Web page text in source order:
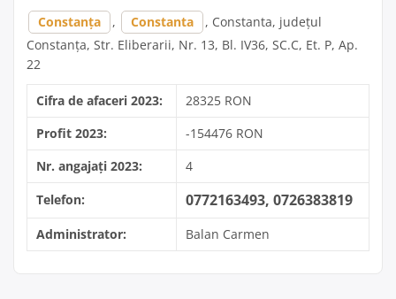
Constanța , Constanta
, Constanta, județul
Constanța, Str. Eliberarii, Nr. 13, Bl. IV36, SC.C, Et. P, Ap.
22
Cifra de afaceri 2023:
28325 RON
Profit 2023:
-154476 RON
Nr. angajați 2023:
4
Telefon:
0772163493, 0726383819
Administrator: Balan Carmen